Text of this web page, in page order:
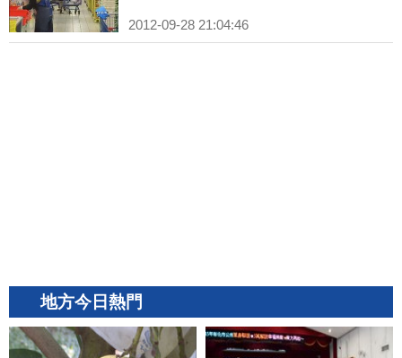
2012-09-28 21:04:46
地方今日熱門